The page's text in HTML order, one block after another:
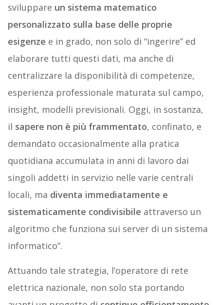
sviluppare un sistema matematico
personalizzato sulla base delle proprie
esigenze e in grado, non solo di “ingerire” ed
elaborare tutti questi dati, ma anche di
centralizzare la disponibilità di competenze,
esperienza professionale maturata sul campo,
insight, modelli previsionali. Oggi, in sostanza,
il sapere non è più frammentato, confinato, e
demandato occasionalmente alla pratica
quotidiana accumulata in anni di lavoro dai
singoli addetti in servizio nelle varie centrali
locali, ma diventa immediatamente e
sistematicamente condivisibile attraverso un
algoritmo che funziona sui server di un sistema
informatico”.
Attuando tale strategia, l’operatore di rete
elettrica nazionale, non solo sta portando